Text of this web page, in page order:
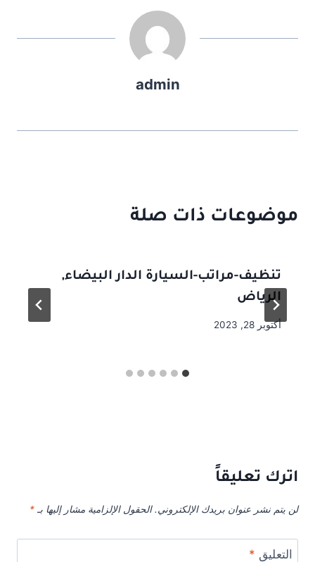
admin
موضوعات ذات صلة
تنظيف-مراتب-السيارة الدار البيضاء,
الرياض
أكتوبر 28, 2023
اترك تعليقاً
لن يتم نشر عنوان بريدك الإلكتروني. الحقول الإلزامية مشار إليها بـ *
التعليق *